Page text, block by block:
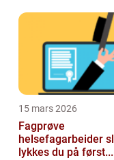
15 mars 2026
Fagprøve
helsefagarbeider slik
lykkes du på først...